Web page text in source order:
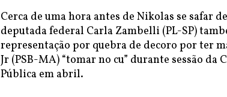
Cerca de uma hora antes de Nikolas se safar
deputada federal Carla Zambelli (PL-SP)
representação por quebra de decoro por ter
Jr (PSB-MA) “tomar no cu” durante sessão da
Pública em abril.